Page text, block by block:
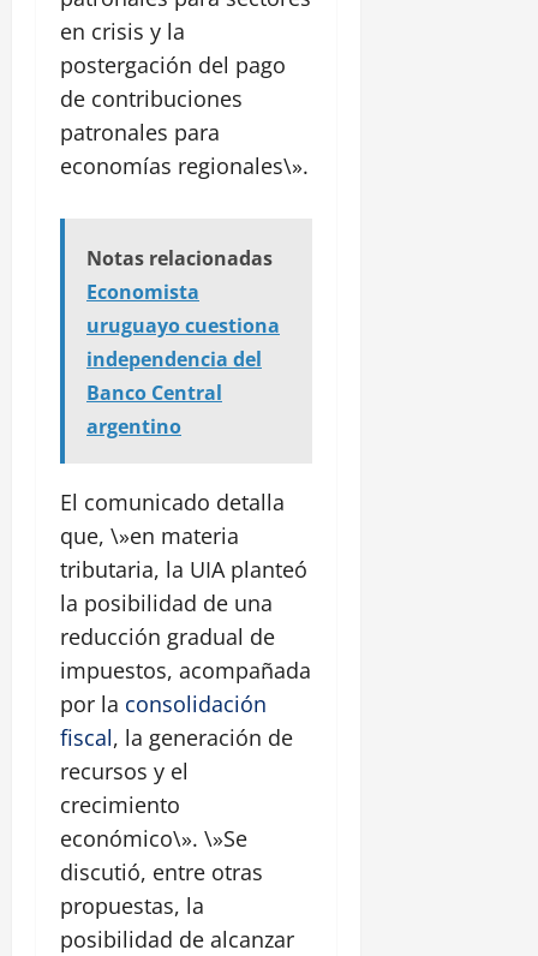
en crisis y la
postergación del pago
de contribuciones
patronales para
economías regionales\».
Notas relacionadas
Economista
uruguayo cuestiona
independencia del
Banco Central
argentino
El comunicado detalla
que, \»en materia
tributaria, la UIA planteó
la posibilidad de una
reducción gradual de
impuestos, acompañada
por la consolidación
fiscal, la generación de
recursos y el
crecimiento
económico\». \»Se
discutió, entre otras
propuestas, la
posibilidad de alcanzar